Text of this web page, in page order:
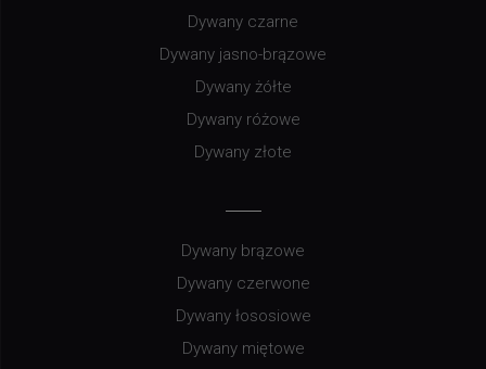
Dywany czarne
Dywany jasno-brązowe
Dywany żółte
Dywany różowe
Dywany złote
Dywany brązowe
Dywany czerwone
Dywany łososiowe
Dywany miętowe